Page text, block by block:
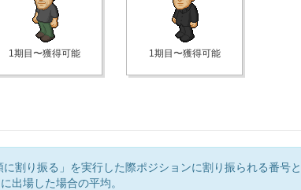
1期目〜獲得可能 1期目〜獲得可能
割り振る」を実行した際ポジションに割り振られる番号と
出場した場合の平均。